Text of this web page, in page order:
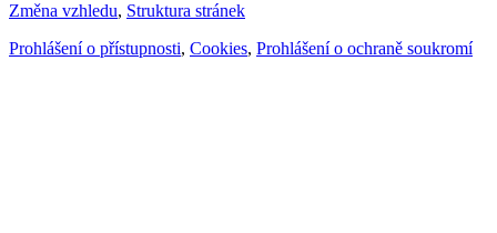
Změna vzhledu, Struktura stránek
Prohlášení o přístupnosti, Cookies, Prohlášení o ochraně soukromí